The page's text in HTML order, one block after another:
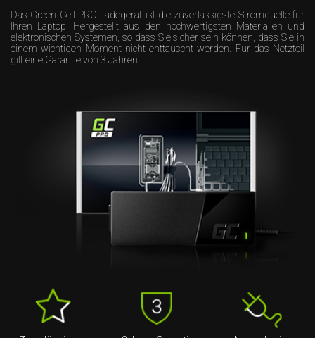
Das Green Cell PRO-Ladegerät ist die zuverlässigste Stromquelle für
Ihren Laptop. Hergestellt aus den hochwertigsten Materialien und
elektronischen Systemen, so dass Sie sicher sein können, dass Sie in
einem wichtigen Moment nicht enttäuscht werden. Für das Netzteil
gilt eine Garantie von 3 Jahren.